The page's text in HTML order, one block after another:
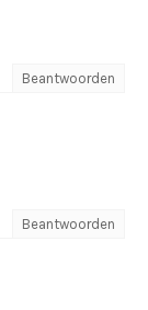
Beantwoorden
Beantwoorden